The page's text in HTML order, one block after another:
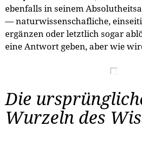
ebenfalls in seinem
— naturwissenschafliche,
ergänzen oder letztlich sogar
eine Antwort geben, aber wie
Die
Wurzeln des